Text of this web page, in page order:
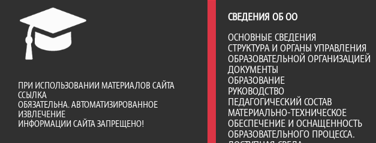
ПРИ ИСПОЛЬЗОВАНИИ МАТЕРИАЛОВ САЙТА
ССЫЛКА
ОБЯЗАТЕЛЬНА. АВТОМАТИЗИРОВАННОЕ
ИЗВЛЕЧЕНИЕ
ИНФОРМАЦИИ САЙТА ЗАПРЕЩЕНО!
СВЕДЕНИЯ ОБ ОО
ОСНОВНЫЕ СВЕДЕНИЯ
СТРУКТУРА И ОРГАНЫ УПРАВЛЕНИЯ
ОБРАЗОВАТЕЛЬНОЙ ОРГАНИЗАЦИЕЙ
ДОКУМЕНТЫ
ОБРАЗОВАНИЕ
РУКОВОДСТВО
ПЕДАГОГИЧЕСКИЙ СОСТАВ
МАТЕРИАЛЬНО-ТЕХНИЧЕСКОЕ
ОБЕСПЕЧЕНИЕ И ОСНАЩЕННОСТЬ
ОБРАЗОВАТЕЛЬНОГО ПРОЦЕССА.